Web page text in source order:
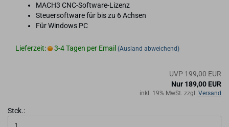
MACH3 CNC-​Software-Lizenz
Steu­er­soft­ware für bis zu 6 Ach­sen
Für Win­dows PC
Lieferzeit: 3-4 Tagen per Email (Ausland abweichend)
UVP 199,00 EUR
Nur 189,00 EUR
inkl. 19% MwSt. zzgl. Versand
Stck.: